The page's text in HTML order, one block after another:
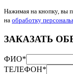
Нажимая на кнопку, вы
на обработку
ЗАКАЗАТЬ
ФИО*
ТЕЛЕФОН*